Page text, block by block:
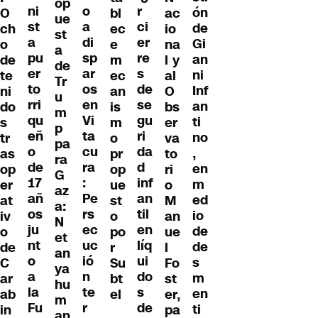
O
ch
o
de
te
ni
do
s
tr
as
op
er
at
iv
o
de
C
ar
ab
in
ni
st
a
pu
er
to
rri
qu
eñ
o
de
17
añ
os
ju
nt
o
a
la
Fu
op
ue
st
a
de
Tr
u
m
p
pa
ra
G
az
a:
N
et
an
ya
hu
m
o
a
di
sp
ar
os
en
Vi
ta
cu
ra
:
Pe
rs
ec
uc
ió
n
te
r
bl
ec
e
m
ec
an
is
m
o
pr
op
ue
st
o
po
r
Su
bt
el
r
ci
er
re
s
de
se
gu
ri
da
d
inf
an
til
en
líq
ui
do
s
de
ac
io
na
l y
al
O
bs
er
va
to
ri
o
M
an
ue
l
Fo
st
er,
pa
ón
de
Gi
an
ni
Inf
an
ti
no
,
en
m
ed
io
de
de
s
m
en
ti